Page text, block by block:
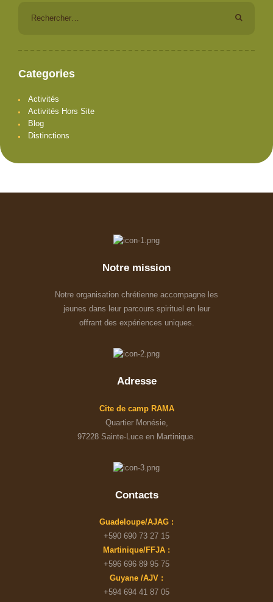
Categories
Activités
Activités Hors Site
Blog
Distinctions
Notre mission
Notre organisation chrétienne accompagne les
jeunes dans leur parcours spirituel en leur
offrant des expériences uniques.
Adresse
Cite de camp RAMA
Quartier Monésie,
97228 Sainte-Luce en Martinique.
Contacts
Guadeloupe/AJAG :
+590 690 73 27 15
Martinique/FFJA :
+596 696 89 95 75
Guyane /AJV :
+594 694 41 87 05